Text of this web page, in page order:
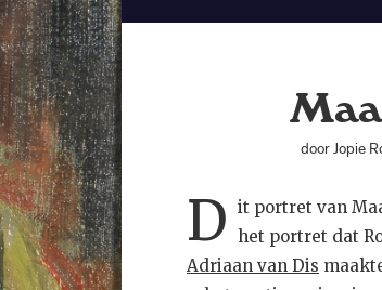
door Jopie
D it portret van
het portret dat
Adriaan van Dis